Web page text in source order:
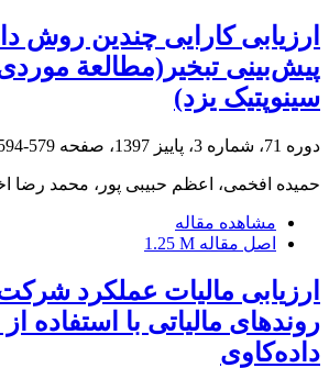
ارزیابی کارایی چندین روش
پیش‌بینی تبخیر(مطالعة
سینوپتیک یزد)
دوره 71، شماره 3، پاییز 1397، صفحه 579-594
حمیده افخمی، اعظم حبیبی پور، محمد رضا
مشاهده مقاله
اصل مقاله 1.25 M
ارزیابی مالیات عملکرد
روندهای مالیاتی با استفاده
داده‌کاوی